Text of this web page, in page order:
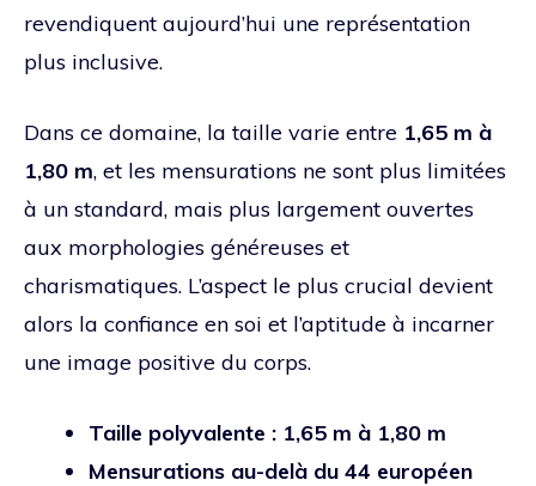
revendiquent aujourd’hui une représentation
plus inclusive.
Dans ce domaine, la taille varie entre 1,65 m à
1,80 m, et les mensurations ne sont plus limitées
à un standard, mais plus largement ouvertes
aux morphologies généreuses et
charismatiques. L’aspect le plus crucial devient
alors la confiance en soi et l’aptitude à incarner
une image positive du corps.
Taille polyvalente : 1,65 m à 1,80 m
Mensurations au-delà du 44 européen